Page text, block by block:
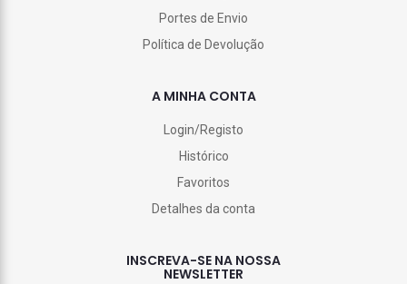
Portes de Envio
Política de Devolução
A MINHA CONTA
Login/Registo
Histórico
Favoritos
Detalhes da conta
INSCREVA-SE NA NOSSA
NEWSLETTER